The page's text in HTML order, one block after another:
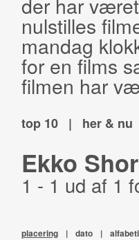
nulstilles
mandag
for en films
filmen har
top 10 | her & nu
Ekko
1 - 1 ud af 1
placering | dato |